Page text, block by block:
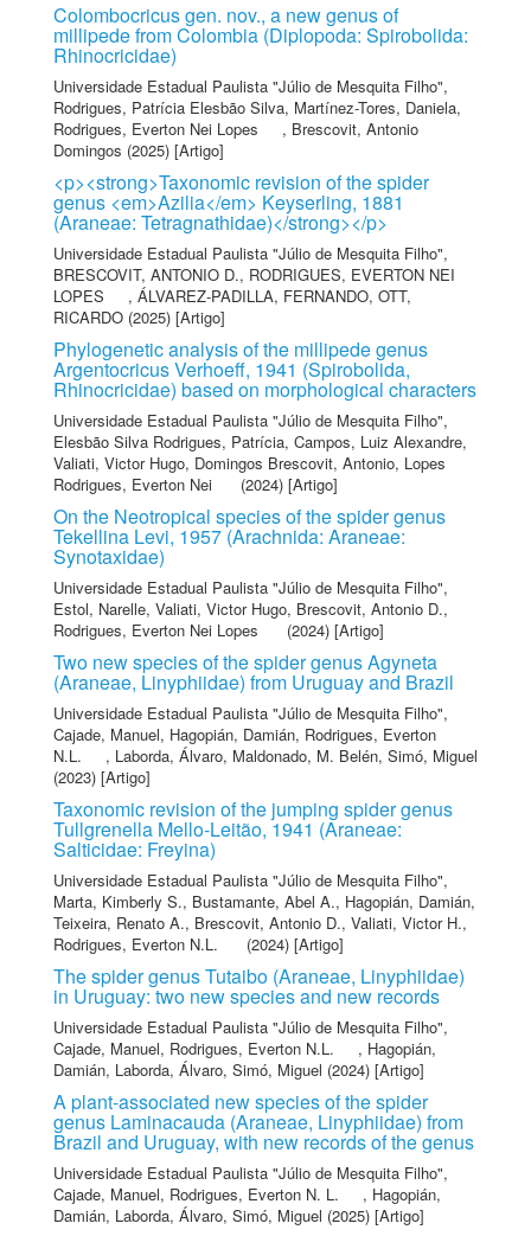
Colombocricus gen. nov., a new genus of
millipede from Colombia (Diplopoda: Spirobolida:
Rhinocricidae)
Universidade Estadual Paulista "Júlio de Mesquita Filho",
Rodrigues, Patrícia Elesbão Silva, Martínez-Tores, Daniela,
Rodrigues, Everton Nei Lopes
, Brescovit, Antonio
Domingos (2025) [Artigo]
<p><strong>Taxonomic revision of the spider
genus <em>Azilia</em> Keyserling, 1881
(Araneae: Tetragnathidae)</strong></p>
Universidade Estadual Paulista "Júlio de Mesquita Filho",
BRESCOVIT, ANTONIO D., RODRIGUES, EVERTON NEI
LOPES
, ÁLVAREZ-PADILLA, FERNANDO, OTT,
RICARDO (2025) [Artigo]
Phylogenetic analysis of the millipede genus
Argentocricus Verhoeff, 1941 (Spirobolida,
Rhinocricidae) based on morphological characters
Universidade Estadual Paulista "Júlio de Mesquita Filho",
Elesbão Silva Rodrigues, Patrícia, Campos, Luiz Alexandre,
Valiati, Victor Hugo, Domingos Brescovit, Antonio, Lopes
Rodrigues, Everton Nei
(2024) [Artigo]
On the Neotropical species of the spider genus
Tekellina Levi, 1957 (Arachnida: Araneae:
Synotaxidae)
Universidade Estadual Paulista "Júlio de Mesquita Filho",
Estol, Narelle, Valiati, Victor Hugo, Brescovit, Antonio D.,
Rodrigues, Everton Nei Lopes
(2024) [Artigo]
Two new species of the spider genus Agyneta
(Araneae, Linyphiidae) from Uruguay and Brazil
Universidade Estadual Paulista "Júlio de Mesquita Filho",
Cajade, Manuel, Hagopián, Damián, Rodrigues, Everton
N.L.
, Laborda, Álvaro, Maldonado, M. Belén, Simó, Miguel
(2023) [Artigo]
Taxonomic revision of the jumping spider genus
Tullgrenella Mello-Leitão, 1941 (Araneae:
Salticidae: Freyina)
Universidade Estadual Paulista "Júlio de Mesquita Filho",
Marta, Kimberly S., Bustamante, Abel A., Hagopián, Damián,
Teixeira, Renato A., Brescovit, Antonio D., Valiati, Victor H.,
Rodrigues, Everton N.L.
(2024) [Artigo]
The spider genus Tutaibo (Araneae, Linyphiidae)
in Uruguay: two new species and new records
Universidade Estadual Paulista "Júlio de Mesquita Filho",
Cajade, Manuel, Rodrigues, Everton N.L. , Hagopián,
Damián, Laborda, Álvaro, Simó, Miguel (2024) [Artigo]
A plant-associated new species of the spider
genus Laminacauda (Araneae, Linyphiidae) from
Brazil and Uruguay, with new records of the genus
Universidade Estadual Paulista "Júlio de Mesquita Filho",
Cajade, Manuel, Rodrigues, Everton N. L. , Hagopián,
Damián, Laborda, Álvaro, Simó, Miguel (2025) [Artigo]